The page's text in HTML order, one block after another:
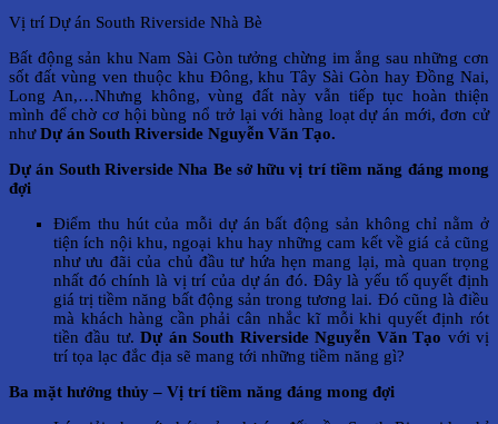
Vị trí Dự án South Riverside Nhà Bè
Bất động sản khu Nam Sài Gòn tưởng chừng im ắng sau những cơn
sốt đất vùng ven thuộc khu Đông, khu Tây Sài Gòn hay Đồng Nai,
Long An,…Nhưng không, vùng đất này vẫn tiếp tục hoàn thiện
mình để chờ cơ hội bùng nổ trở lại với hàng loạt dự án mới, đơn cử
nhưDự án South Riverside Nguyễn Văn Tạo.
Dự án South Riverside Nha Be sở hữu vị trí tiềm năng đáng mong
đợi
Điểm thu hút của mỗi dự án bất động sản không chỉ nằm ở
tiện ích nội khu, ngoại khu hay những cam kết về giá cả cũng
như ưu đãi của chủ đầu tư hứa hẹn mang lại, mà quan trọng
nhất đó chính là vị trí của dự án đó. Đây là yếu tố quyết định
giá trị tiềm năng bất động sản trong tương lai. Đó cũng là điều
mà khách hàng cần phải cân nhắc kĩ mỗi khi quyết định rót
tiền đầu tư.Dự án South Riverside Nguyễn Văn Tạo với vị
trí tọa lạc đắc địa sẽ mang tới những tiềm năng gì?
Ba mặt hướng thủy – Vị trí tiềm năng đáng mong đợi